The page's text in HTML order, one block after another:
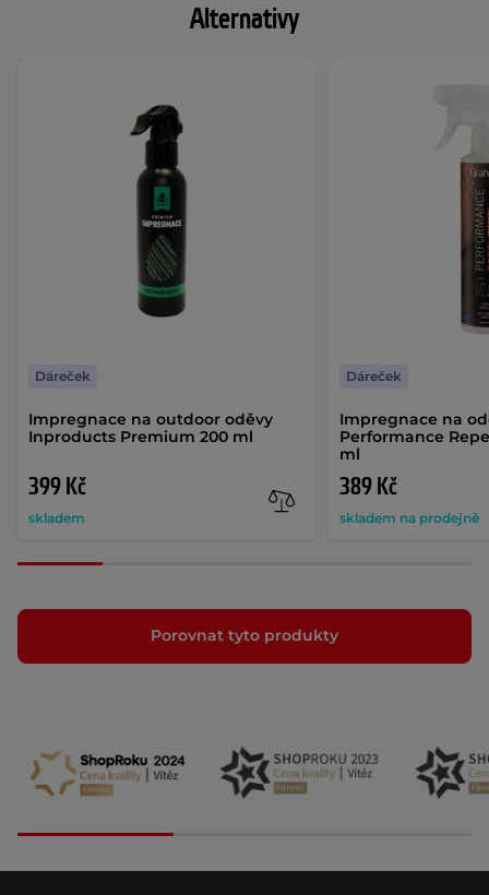
Alternativy
Impregnace na outdoor oděvy
Inproducts Premium 200 ml
399 Kč
skladem
Dáreček
Impregnace na
Performance
ml
389 Kč
skladem na prodejně
Dáreček
Porovnat tyto produkty